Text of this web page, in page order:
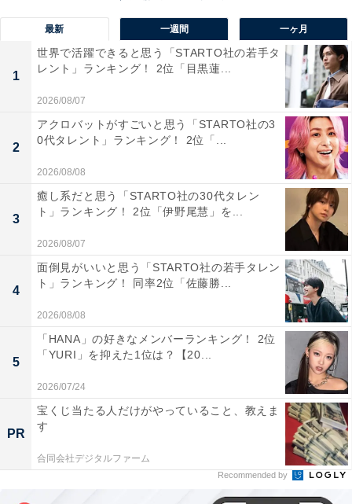
かけて長い期間にわたり新緑の季節が続き、ドライブや
登山、キャンプなどアウトドアレジャーとの相性も抜群
です。
回答者からは「6月に新緑が見頃を迎える羅臼湖や三国
峠から見た緑深い大樹海と松見大橋が織り成す絶景が最
高だからです」（60代男性／愛知県）、「広大であるか
ら自然がちゃんと残っていて新緑の季節も気候が良いか
ら」（40代女性／埼玉県）、「三国峠から見る原生林と
松見大橋が織りなす絶景が素晴らしいから」（60代男性
／千葉県）といった声が集まりました。
※回答者からのコメントは原文ママです
次ページ 10位までのランキング結果を見る
最新 一週間 一ヶ月
1
世界で活躍できると思う「STARTO社の若手タ
レント」ランキング！ 2位「目黒蓮...
2026/08/07
2
アクロバットがすごいと思う「STARTO社の3
0代タレント」ランキング！ 2位「...
2026/08/08
3
癒し系だと思う「STARTO社の30代タレン
ト」ランキング！ 2位「伊野尾慧」を...
2026/08/07
4
面倒見がいいと思う「STARTO社の若手タレン
ト」ランキング！ 同率2位「佐藤勝...
2026/08/08
5
「HANA」の好きなメンバーランキング！ 2位
「YURI」を抑えた1位は？【20...
2026/07/24
PR
宝くじ当たる人だけがやっていること、教えま
す
合同会社デジタルファーム
Recommended by